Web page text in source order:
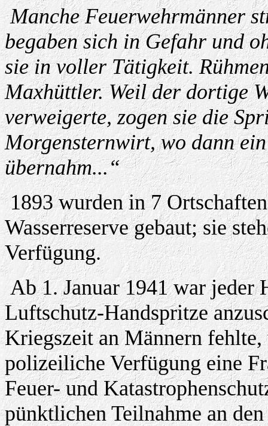
Manche Feuerwehrmänner
begaben sich in Gefahr und
sie in voller Tätigkeit.
Maxhüttler. Weil der dortige
verweigerte, zogen sie die
Morgensternwirt, wo dann
übernahm...“
1893 wurden in 7
Wasserreserve gebaut; sie
Verfügung.
Ab 1. Januar 1941 war jeder
Luftschutz-Handspritze
Kriegszeit an Männern
polizeiliche Verfügung eine
Feuer- und
pünktlichen Teilnahme an